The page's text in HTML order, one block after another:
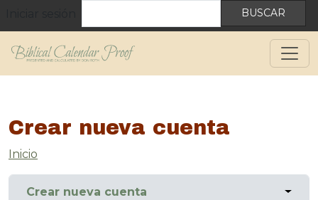
Crear nueva cuenta
Sobrescribir enlaces de ayuda a la
Inicio
Solapas principales
Crear nueva cuenta